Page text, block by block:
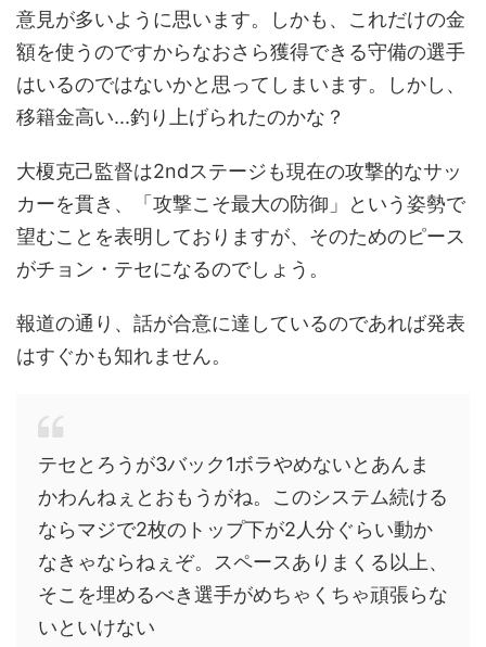
意見が多いように思います。しかも、これだけの金
額を使うのですからなおさら獲得できる守備の選手
はいるのではないかと思ってしまいます。しかし、
移籍金高い...釣り上げられたのかな？
大榎克己監督は2ndステージも現在の攻撃的なサッ
カーを貫き、「攻撃こそ最大の防御」という姿勢で
望むことを表明しておりますが、そのためのピース
がチョン・テセになるのでしょう。
報道の通り、話が合意に達しているのであれば発表
はすぐかも知れません。
テセとろうが3バック1ボラやめないとあんま
かわんねぇとおもうがね。このシステム続ける
ならマジで2枚のトップ下が2人分ぐらい動か
なきゃならねぇぞ。スペースありまくる以上、
そこを埋めるべき選手がめちゃくちゃ頑張らな
いといけない